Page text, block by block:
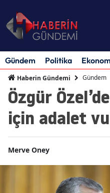
Gündem Politika
Haberin Gündemi Gündem
Özgür
için adalet
Merve Oney